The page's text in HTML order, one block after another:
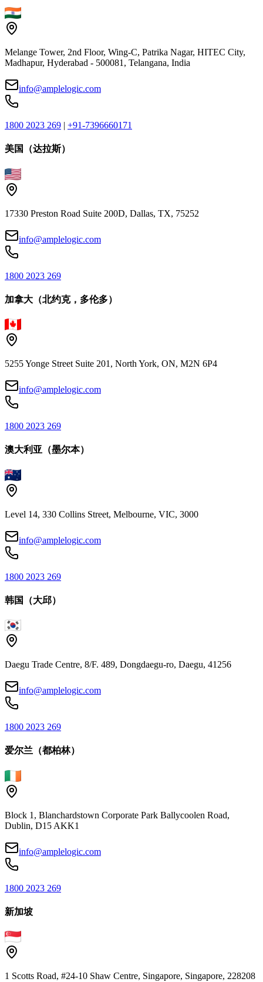
Melange Tower, 2nd Floor, Wing-C, Patrika Nagar, HITEC City,
Madhapur, Hyderabad - 500081, Telangana, India
info@amplelogic.com
1800 2023 269 | +91-7396660171
美国（达拉斯）
17330 Preston Road Suite 200D, Dallas, TX, 75252
info@amplelogic.com
1800 2023 269
加拿大（北约克，多伦多）
5255 Yonge Street Suite 201, North York, ON, M2N 6P4
info@amplelogic.com
1800 2023 269
澳大利亚（墨尔本）
Level 14, 330 Collins Street, Melbourne, VIC, 3000
info@amplelogic.com
1800 2023 269
韩国（大邱）
Daegu Trade Centre, 8/F. 489, Dongdaegu-ro, Daegu, 41256
info@amplelogic.com
1800 2023 269
爱尔兰（都柏林）
Block 1, Blanchardstown Corporate Park Ballycoolen Road,
Dublin, D15 AKK1
info@amplelogic.com
1800 2023 269
新加坡
1 Scotts Road, #24-10 Shaw Centre, Singapore, Singapore, 228208